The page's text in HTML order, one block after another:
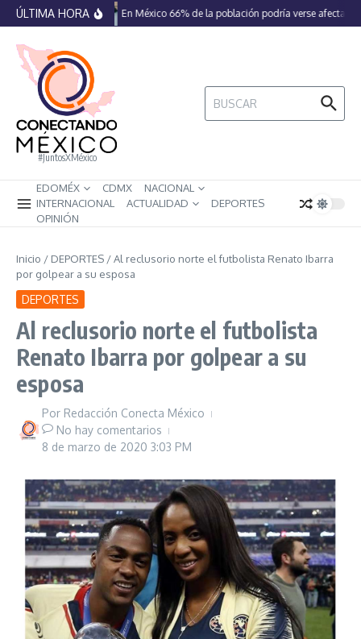
Saltar al contenido
ÚLTIMA HORA En México 66% de la población podría verse afectada
#JuntosXMéxico
Buscar:
EDOMÉX CDMX
NACIONAL
INTERNACIONAL
ACTUALIDAD
DEPORTES
OPINIÓN
Inicio / DEPORTES /Al reclusorio norte el futbolista Renato Ibarra
por golpear a su esposa
DEPORTES
Al reclusorio norte el futbolista
Renato Ibarra por golpear a su
esposa
Por Redacción Conecta México
No hay comentarios
8 de marzo de 2020 3:03 PM